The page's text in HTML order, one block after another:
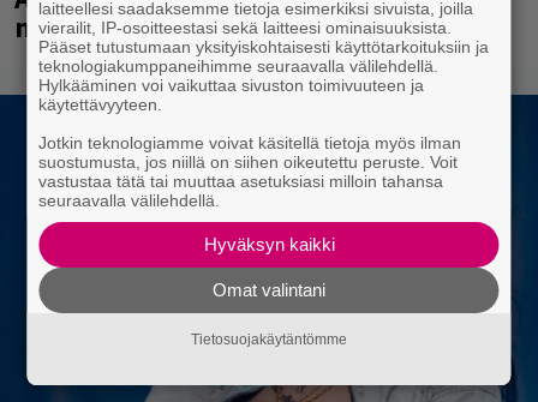
mammuttimainen kokonaisuus
laitteellesi saadaksemme tietoja esimerkiksi sivuista, joilla
vierailit, IP-osoitteestasi sekä laitteesi ominaisuuksista.
Pääset tutustumaan yksityiskohtaisesti käyttötarkoituksiin ja
teknologiakumppaneihimme seuraavalla välilehdellä.
Hylkääminen voi vaikuttaa sivuston toimivuuteen ja
käytettävyyteen.
Jotkin teknologiamme voivat käsitellä tietoja myös ilman
suostumusta, jos niillä on siihen oikeutettu peruste. Voit
vastustaa tätä tai muuttaa asetuksiasi milloin tahansa
seuraavalla välilehdellä.
Hyväksyn kaikki
Omat valintani
Tietosuojakäytäntömme